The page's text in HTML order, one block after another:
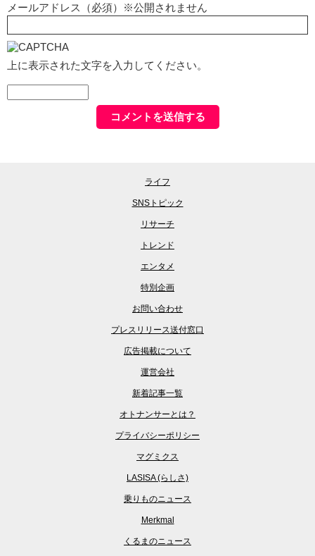
メールアドレス（必須）※公開されません
上に表示された文字を入力してください。
ライフ
SNSトピック
リサーチ
トレンド
エンタメ
特別企画
お問い合わせ
プレスリリース送付窓口
広告掲載について
運営会社
新着記事一覧
オトナンサーとは？
プライバシーポリシー
マグミクス
LASISA (らしさ)
乗りものニュース
Merkmal
くるまのニュース